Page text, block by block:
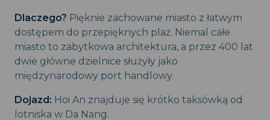
Dlaczego? Pięknie zachowane miasto z łatwym
dostępem do przepięknych plaż. Niemal całe
miasto to zabytkowa architektura, a przez 400 lat
dwie główne dzielnice służyły jako
międzynarodowy port handlowy.
Dojazd: Hoi An znajduje się krótko taksówką od
lotniska w Da Nang.